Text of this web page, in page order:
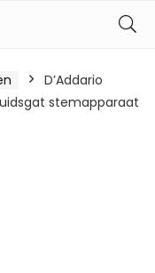
D’Addario
stemapparaat